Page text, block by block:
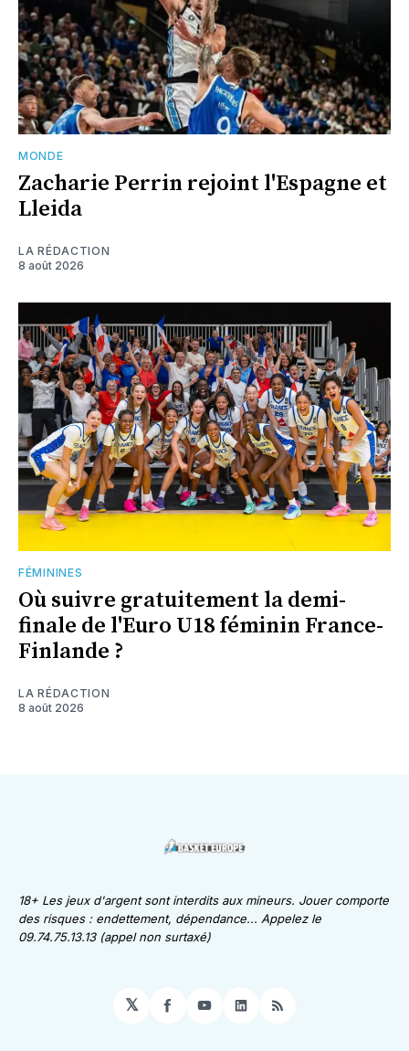
MONDE
Zacharie Perrin rejoint l'Espagne et
Lleida
LA RÉDACTION
8 août 2026
FÉMININES
Où suivre gratuitement la demi-
finale de l'Euro U18 féminin France-
Finlande ?
LA RÉDACTION
8 août 2026
18+ Les jeux d'argent sont interdits aux mineurs. Jouer comporte
des risques : endettement, dépendance... Appelez le
09.74.75.13.13 (appel non surtaxé)
𝕏 Facebook
YouTube
LinkedIn
RSS